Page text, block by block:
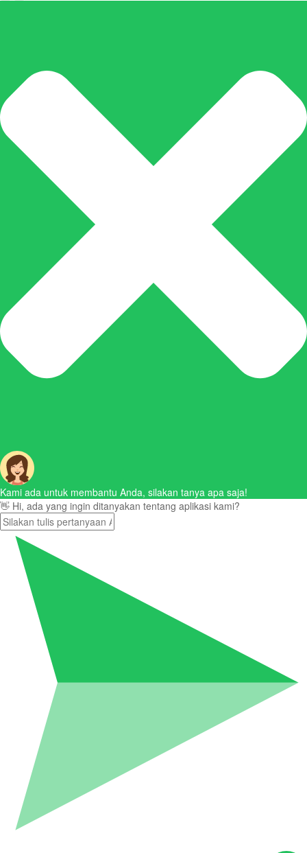
Kami ada untuk membantu Anda, silakan tanya apa saja!
👋 Hi, ada yang ingin ditanyakan tentang aplikasi kami?